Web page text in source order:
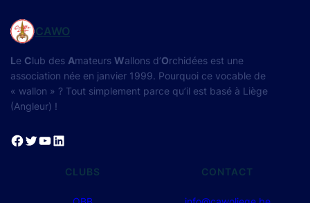
CAWO
Le Club des Amateurs Wallons d’Orchidées est une
association née en janvier 1999. Pourquoi ce vocable de
« wallon » ? Tout simplement parce qu’il est basé à Liège
(Angleur) !
Facebook Twitter YouTube LinkedIn
CLUBS CONTACT